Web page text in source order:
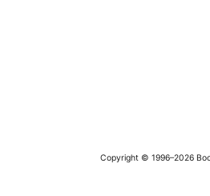
Copyright © 1996–2026